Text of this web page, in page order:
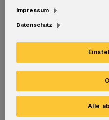
B ei der Fahrt von
Vohwinkel macht
Stationen halt, um
in die Grube", dem
"Pferdeflüsterer
Zoobesuch" zu
Aus aktuellem
Impressum
Datenschutz
Alle